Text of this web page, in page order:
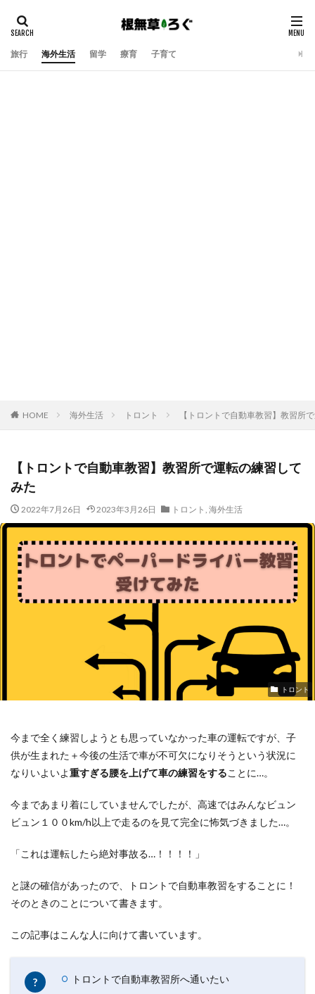
旅行 海外生活 留学 療育 子育て
HOME 海外生活 トロント 【トロントで自動車教習】教習所
【トロントで自動車教習】教習所で運転の練習して
みた
2022年7月26日 2023年3月26日 トロント , 海外生活
トロント
今まで全く練習しようとも思っていなかった車の運転ですが、子
供が生まれた＋今後の生活で車が不可欠になりそうという状況に
なりいよいよ重すぎる腰を上げて車の練習をすることに…。
今まであまり着にしていませんでしたが、高速ではみんなビュン
ビュン１００km/h以上で走るのを見て完全に怖気づきました…。
「これは運転したら絶対事故る…！！！！」
と謎の確信があったので、トロントで自動車教習をすることに！
そのときのことについて書きます。
この記事はこんな人に向けて書いています。
トロントで自動車教習所へ通いたい